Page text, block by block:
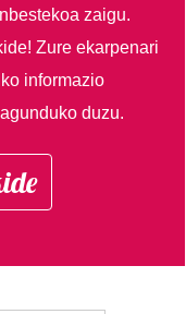
zaigu.
Zure ekarpenari
informazio
duzu.